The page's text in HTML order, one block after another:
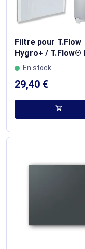
Filtre pour T.Flow
Hygro+ / T.Flow®
En stock
29,40 €
shopping_cart